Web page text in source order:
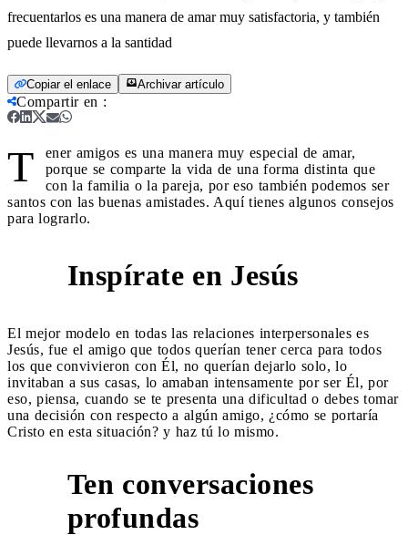
frecuentarlos es una manera de amar muy satisfactoria, y también
puede llevarnos a la santidad
Copiar el enlace Archivar artículo
Compartir en :
T
ener amigos es una manera muy especial de amar,
porque se comparte la vida de una forma distinta que
con la familia o la pareja, por eso también podemos ser
santos con las buenas amistades. Aquí tienes algunos consejos
para lograrlo.
Inspírate en Jesús
El mejor modelo en todas las relaciones interpersonales es
Jesús, fue el amigo que todos querían tener cerca para todos
los que convivieron con Él, no querían dejarlo solo, lo
invitaban a sus casas, lo amaban intensamente por ser Él, por
eso, piensa, cuando se te presenta una dificultad o debes tomar
una decisión con respecto a algún amigo, ¿cómo se portaría
Cristo en esta situación? y haz tú lo mismo.
Ten conversaciones
profundas